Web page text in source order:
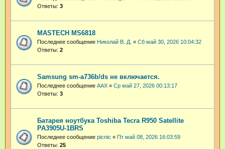
Ответы: 3
MASTECH MS6818
Последнее сообщение Николай В. Д. « Сб май 30, 2026 10:04:32
Ответы: 2
Samsung sm-a736b/ds не включается.
Последнее сообщение AAX « Ср май 27, 2026 00:13:17
Ответы: 3
Батарея ноутбука Toshiba Tecra R950 Satellite
PA3905U-1BRS
Последнее сообщение picnic « Пт май 08, 2026 16:03:59
Ответы: 25